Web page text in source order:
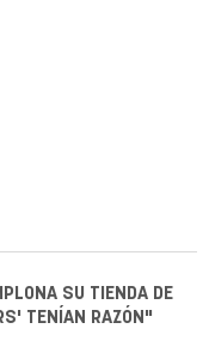
SU TIENDA DE
TENÍAN RAZÓN"